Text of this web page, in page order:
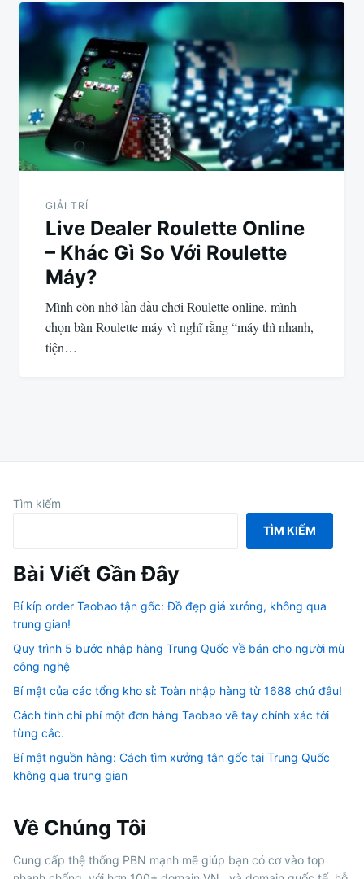
GIẢI TRÍ
Live Dealer Roulette Online
– Khác Gì So Với Roulette
Máy?
Mình còn nhớ lần đầu chơi Roulette online, mình
chọn bàn Roulette máy vì nghĩ rằng “máy thì nhanh,
tiện…
Tìm kiếm
TÌM KIẾM
Bài Viết Gần Đây
Bí kíp order Taobao tận gốc: Đồ đẹp giá xưởng, không qua
trung gian!
Quy trình 5 bước nhập hàng Trung Quốc về bán cho người mù
công nghệ
Bí mật của các tổng kho sỉ: Toàn nhập hàng từ 1688 chứ đâu!
Cách tính chi phí một đơn hàng Taobao về tay chính xác tới
từng cắc.
Bí mật nguồn hàng: Cách tìm xưởng tận gốc tại Trung Quốc
không qua trung gian
Về Chúng Tôi
Cung cấp thệ thống PBN mạnh mẽ giúp bạn có cơ vào top